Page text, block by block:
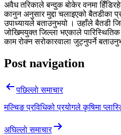
अवैध तरिकाले बन्दुक बोकेर वनमा
कानुन अनुसार मुद्दा चलाइएको बैतडीका
उपाध्यायले बताउनुभयो । उहाँले बैतडी
जोखिमयुक्त जिल्ला भएकाले
काम रोक्न सरोकारवाला जुट्नुपर्ने
Post navigation
पछिल्लाे समाचार
मल्चिङ प्रविधिको प्रयोगले कृषिमा
अघिल्लाे समाचार